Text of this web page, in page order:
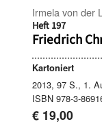
Irmela von der
Heft 197
Friedrich
Kartoniert
2013, 97 S., 1.
ISBN 978-3-
€ 19,00